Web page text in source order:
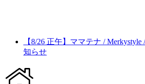
【8/26 正午】ママテナ /
知らせ